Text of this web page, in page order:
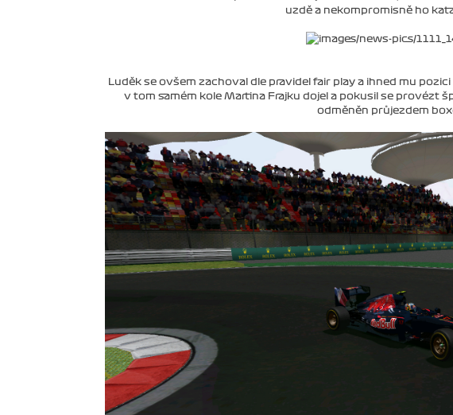
uzdě a nekompromisně ho
Luděk se ovšem zachoval dle pravidel fair play a ihned mu
v tom samém kole Martina Frajku dojel a pokusil se provézt
odměněn průjezdem